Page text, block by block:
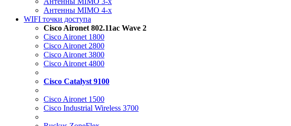
Антенны MIMO 4-x
WIFI точки доступа
Cisco Aironet 802.11ac Wave 2
Cisco Aironet 1800
Cisco Aironet 2800
Cisco Aironet 3800
Cisco Aironet 4800
Cisco Catalyst 9100
Cisco Aironet 1500
Cisco Industrial Wireless 3700